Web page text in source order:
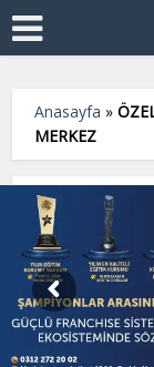
Anasayfa »
MERKEZ